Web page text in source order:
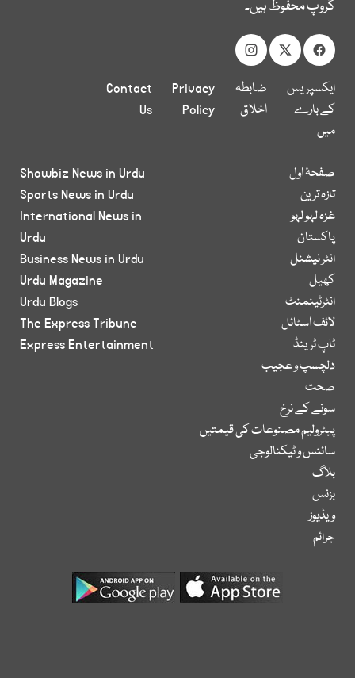
گروپ محفوظ ہیں۔
ایکسپریس
کے بارے
میں
ضابطہ
اخلاق
Privacy
Policy
Contact
Us
صفحۂ اول
تازہ ترین
غزہ لہو لہو
پاکستان
انٹر نیشنل
کھیل
انٹرٹینمنٹ
لائف اسٹائل
ٹاپ ٹرینڈ
دلچسپ و عجیب
صحت
سونے کے نرخ
پیٹرولیم مصنوعات کی قیمتیں
سائنس و ٹیکنالوجی
بلاگ
بزنس
ویڈیوز
جرائم
Showbiz News in Urdu
Sports News in Urdu
International News in
Urdu
Business News in Urdu
Urdu Magazine
Urdu Blogs
The Express Tribune
Express Entertainment